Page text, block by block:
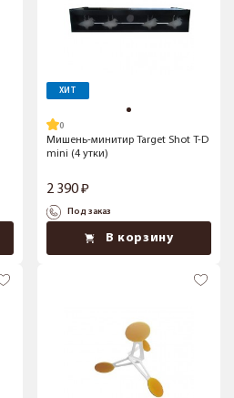
ХИТ
Мишень-минитир Target Shot T-D
mini (4 утки)
2 390
Под заказ
В корзину